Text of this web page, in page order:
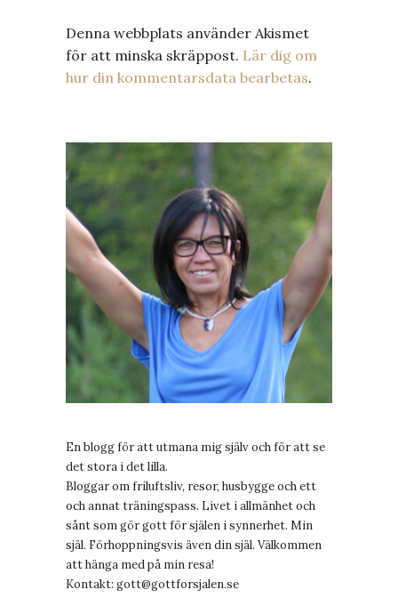
Denna webbplats använder Akismet
för att minska skräppost. Lär dig om
hur din kommentarsdata bearbetas.
En blogg för att utmana mig själv och för att se
det stora i det lilla.
Bloggar om friluftsliv, resor, husbygge och ett
och annat träningspass. Livet i allmänhet och
sånt som gör gott för själen i synnerhet. Min
själ. Förhoppningsvis även din själ. Välkommen
att hänga med på min resa!
Kontakt: gott@gottforsjalen.se